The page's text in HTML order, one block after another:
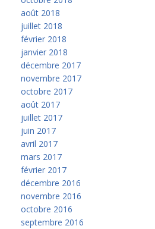
août 2018
juillet 2018
février 2018
janvier 2018
décembre 2017
novembre 2017
octobre 2017
août 2017
juillet 2017
juin 2017
avril 2017
mars 2017
février 2017
décembre 2016
novembre 2016
octobre 2016
septembre 2016